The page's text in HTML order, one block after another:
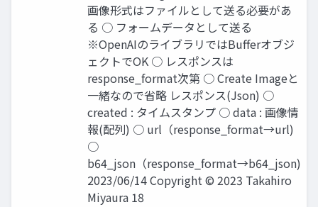
画像形式はファイルとして送る必要があ
る ○ フォームデータとして送る
※OpenAIのライブラリではBufferオブジ
ェクトでOK ○ レスポンスは
response_format次第 ○ Create Imageと
一緒なので省略 レスポンス(Json) ○
created : タイムスタンプ ○ data : 画像情
報(配列) ○ url（response_format→url)
○
b64_json（response_format→b64_json)
2023/06/14 Copyright © 2023 Takahiro
Miyaura 18